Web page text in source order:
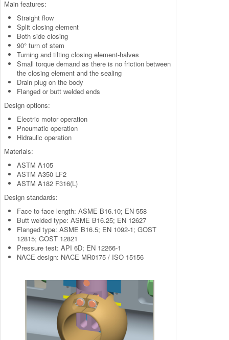
Main features:
Straight flow
Split closing element
Both side closing
90° turn of stem
Turning and tilting closing element-halves
Small torque demand as there is no friction between
the closing element and the sealing
Drain plug on the body
Flanged or butt welded ends
Design options:
Electric motor operation
Pneumatic operation
Hidraulic operation
Materials:
ASTM A105
ASTM A350 LF2
ASTM A182 F316(L)
Design standards:
Face to face length: ASME B16.10; EN 558
Butt welded type: ASME B16.25; EN 12627
Flanged type: ASME B16.5; EN 1092-1; GOST
12815; GOST 12821
Pressure test: API 6D; EN 12266-1
NACE design: NACE MR0175 / ISO 15156